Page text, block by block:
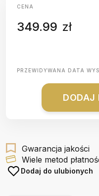
CENA
349.99 zł
PRZEWIDYWANA DATA
DODAJ
Gwarancja jakości
Wiele metod
Dodaj do ulubionych